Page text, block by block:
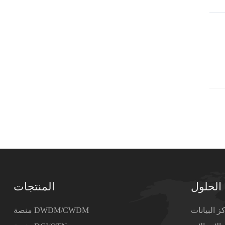
المنتجات
منصة DWDM/CWDM
الحلول
البيانات